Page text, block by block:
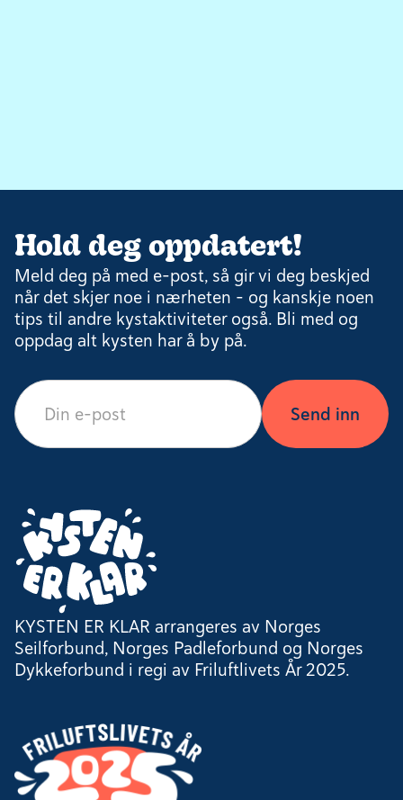
Hold deg oppdatert!
Meld deg på med e-post, så gir vi deg beskjed
når det skjer noe i nærheten – og kanskje noen
tips til andre kystaktiviteter også. Bli med og
oppdag alt kysten har å by på.
KYSTEN ER KLAR arrangeres av Norges
Seilforbund, Norges Padleforbund og Norges
Dykkeforbund i regi av Friluftlivets År 2025.